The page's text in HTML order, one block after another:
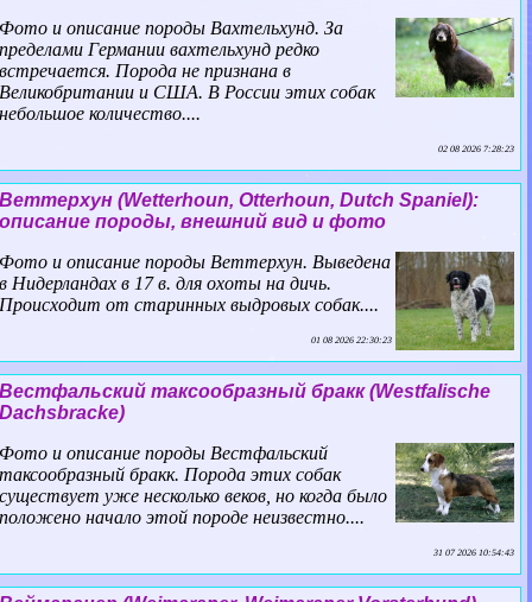
Фото и описание породы Вахтельхунд. За
пределами Германии вахтельхунд редко
встречается. Порода не признана в
Великобритании и США. В России этих собак
небольшое количество....
02 08 2026 7:28:23
Веттерхун (Wetterhoun, Otterhoun, Dutch Spaniel):
описание породы, внешний вид и фото
Фото и описание породы Веттерхун. Выведена
в Нидерландах в 17 в. для охоты на дичь.
Происходит от старинных выдровых собак....
01 08 2026 22:30:23
Вестфальский таксообразный бpaкк (Westfalische
Dachsbracke)
Фото и описание породы Вестфальский
таксообразный бpaкк. Порода этих собак
существует уже несколько веков, но когда было
положено начало этой породе неизвестно....
31 07 2026 10:54:43